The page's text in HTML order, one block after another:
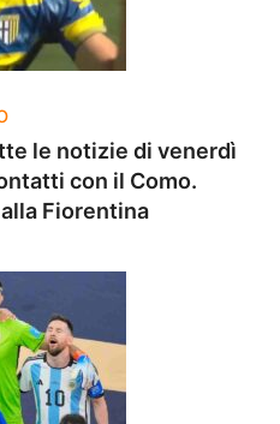
le notizie di venerdì
con il Como.
Fiorentina